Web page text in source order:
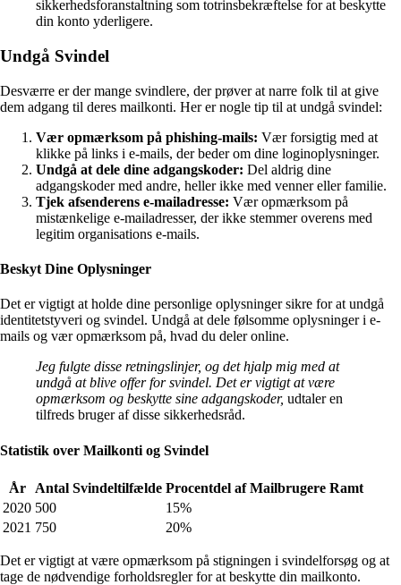
sikkerhedsforanstaltning som totrinsbekræftelse for at beskytte
din konto yderligere.
Undgå Svindel
Desværre er der mange svindlere, der prøver at narre folk til at give
dem adgang til deres mailkonti. Her er nogle tip til at undgå svindel:
Vær opmærksom på phishing-mails: Vær forsigtig med at
klikke på links i e-mails, der beder om dine loginoplysninger.
Undgå at dele dine adgangskoder: Del aldrig dine
adgangskoder med andre, heller ikke med venner eller familie.
Tjek afsenderens e-mailadresse: Vær opmærksom på
mistænkelige e-mailadresser, der ikke stemmer overens med
legitim organisations e-mails.
Beskyt Dine Oplysninger
Det er vigtigt at holde dine personlige oplysninger sikre for at undgå
identitetstyveri og svindel. Undgå at dele følsomme oplysninger i e-
mails og vær opmærksom på, hvad du deler online.
Jeg fulgte disse retningslinjer, og det hjalp mig med at
undgå at blive offer for svindel. Det er vigtigt at være
opmærksom og beskytte sine adgangskoder, udtaler en
tilfreds bruger af disse sikkerhedsråd.
Statistik over Mailkonti og Svindel
År Antal Svindeltilfælde Procentdel af Mailbrugere Ramt
2020 500
15%
2021 750 20%
Det er vigtigt at være opmærksom på stigningen i svindelforsøg og at
tage de nødvendige forholdsregler for at beskytte din mailkonto.